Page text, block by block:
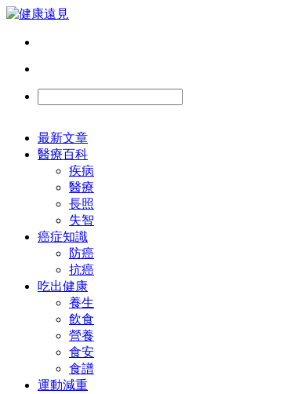
最新文章
醫療百科
疾病
醫療
長照
失智
癌症知識
防癌
抗癌
吃出健康
養生
飲食
營養
食安
食譜
運動減重